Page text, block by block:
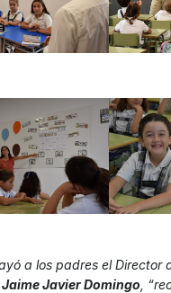
a los padres el Director
, Jaime Javier Domingo ,